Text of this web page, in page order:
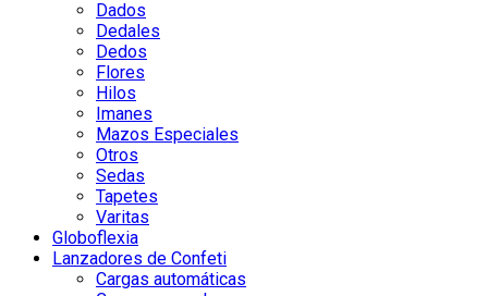
Dados
Dedales
Dedos
Flores
Hilos
Imanes
Mazos Especiales
Otros
Sedas
Tapetes
Varitas
Globoflexia
Lanzadores de Confeti
Cargas automáticas